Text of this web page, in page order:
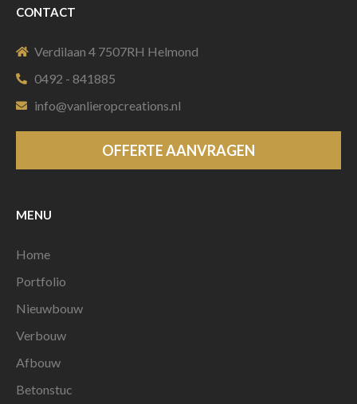
CONTACT
Verdilaan 4 7507RH Helmond
0492 - 841885
info@vanlieropcreations.nl
OFFERTE AANVRAGEN
MENU
Home
Portfolio
Nieuwbouw
Verbouw
Afbouw
Betonstuc